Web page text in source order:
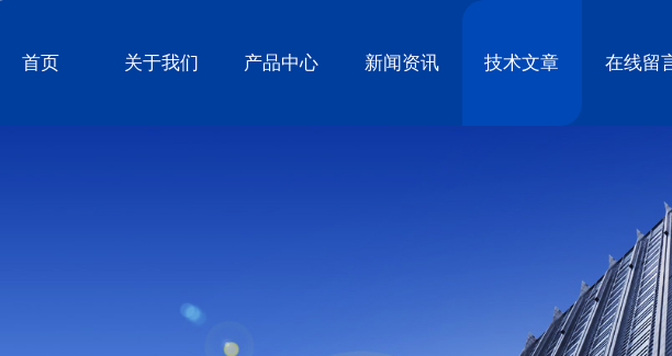
首页 关于我们 产品中心 新闻资讯 技术文章 在线留